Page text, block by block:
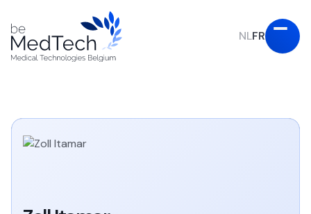
NLFR